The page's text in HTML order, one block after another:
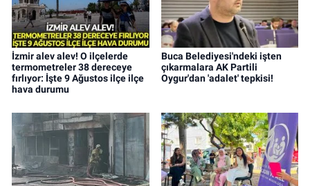
İzmir alev alev! O ilçelerde
termometreler 38 dereceye
fırlıyor: İşte 9 Ağustos ilçe ilçe
hava durumu
Buca Belediyesi'ndeki işten
çıkarmalara AK Partili
Oygur'dan 'adalet' tepkisi!